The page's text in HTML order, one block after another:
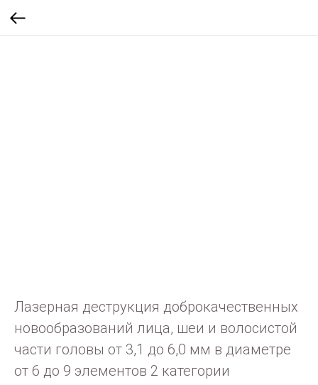
Лазерная деструкция доброкачественных
новообразований лица, шеи и волосистой
части головы от 3,1 до 6,0 мм в диаметре
от 6 до 9 элементов 2 категории